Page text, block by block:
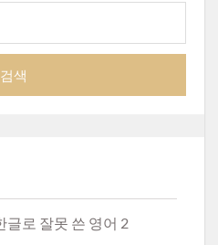
글로 잘못 쓴 영어 2